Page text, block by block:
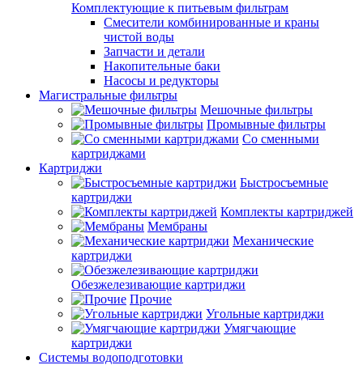
Комплектующие к питьевым фильтрам
Смесители комбинированные и краны
чистой воды
Запчасти и детали
Накопительные баки
Насосы и редукторы
Магистральные фильтры
Мешочные фильтры
Промывные фильтры
Со сменными
картриджами
Картриджи
Быстросъемные
картриджи
Комплекты картриджей
Мембраны
Механические
картриджи
Обезжелезивающие картриджи
Прочие
Угольные картриджи
Умягчающие
картриджи
Системы водоподготовки